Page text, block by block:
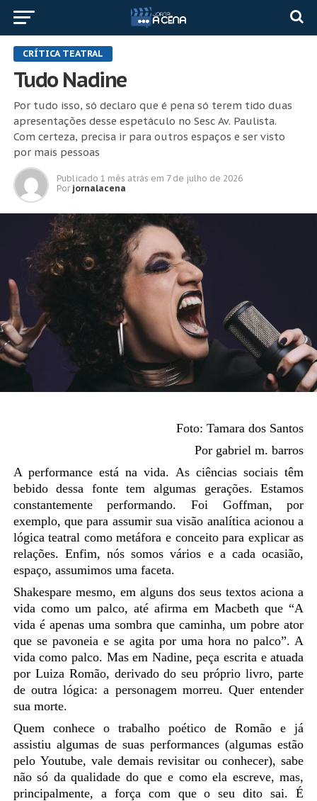
CRÍTICA TEATRAL
Tudo Nadine
Por tudo isso, só declaro que é pena só terem tido duas
apresentações desse espetáculo no Sesc Av. Paulista.
Com certeza, precisa ir para outros espaços e ser visto
por mais pessoas
Publicado 1 mês atrás em 7 de julho de 2026
Por jornalacena
Foto: Tamara dos Santos
Por gabriel m. barros
A performance está na vida. As ciências sociais têm
bebido dessa fonte tem algumas gerações. Estamos
constantemente
performando. Foi Goffman, por
exemplo, que para assumir sua visão analítica acionou a
lógica teatral como metáfora e conceito para explicar as
relações. Enfim, nós somos vários e a cada ocasião,
espaço, assumimos uma faceta.
Shakespare mesmo, em alguns dos seus textos aciona a
vida como um palco, até afirma em Macbeth que “A
vida é apenas uma sombra que caminha, um pobre ator
que se pavoneia e se agita por uma hora no palco”. A
vida como palco. Mas em Nadine, peça escrita e atuada
por Luiza Romão, derivado do seu próprio livro, parte
de outra lógica: a personagem morreu. Quer entender
sua morte.
Quem conhece o trabalho poético de Romão e já
assistiu algumas de suas performances (algumas estão
pelo Youtube, vale demais revisitar ou conhecer), sabe
não só da qualidade do que e como ela escreve, mas,
principalmente, a força com que o seu dito sai. É